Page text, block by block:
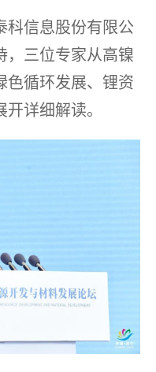
科信息股份有限公
，三位专家从高镍
色循环发展、锂资
详细解读。